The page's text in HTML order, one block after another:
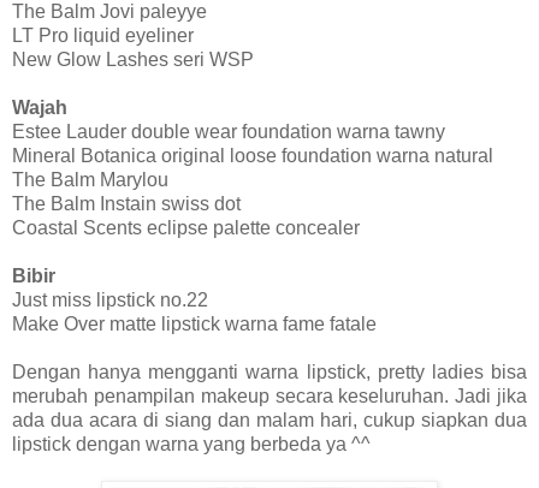
The Balm Jovi paleyye
LT Pro liquid eyeliner
New Glow Lashes seri WSP
Wajah
Estee Lauder double wear foundation warna tawny
Mineral Botanica original loose foundation warna natural
The Balm Marylou
The Balm Instain swiss dot
Coastal Scents eclipse palette concealer
Bibir
Just miss lipstick no.22
Make Over matte lipstick warna fame fatale
Dengan hanya mengganti warna lipstick, pretty ladies bisa
merubah penampilan makeup secara keseluruhan. Jadi jika
ada dua acara di siang dan malam hari, cukup siapkan dua
lipstick dengan warna yang berbeda ya ^^